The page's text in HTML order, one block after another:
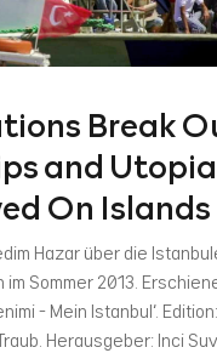
Break
and
On Islands
Hazar über die
Sommer 2013.
- Mein Istanbul‘. Edition:
Herausgeber: Inci